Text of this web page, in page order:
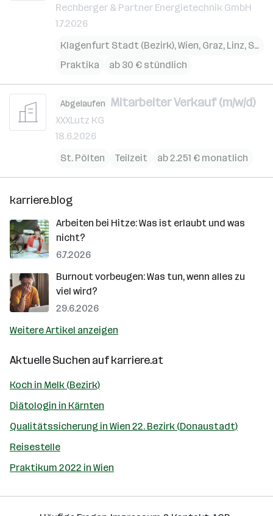
Rechberger & Partner Energietechnik GmbH
1.7.2026
Klagenfurt Stadt (Bezirk),Wien, Graz, Linz, St. Pölten
Praktika
ab 30 € stündlich
Abgelaufen Mitarbeiter Verkauf (m/w/d)
XXXLutz KG
18.6.2026
St. Pölten
Teilzeit ab 2.251 € monatlich
karriere.blog
Arbeiten bei Hitze: Was ist erlaubt und was
nicht?
6.7.2026
Burnout vorbeugen: Was tun, wenn alles zu
viel wird?
29.6.2026
Weitere Artikel anzeigen
Aktuelle Suchen aufkarriere.at
Koch in Melk (Bezirk)
Diätologin in Kärnten
Qualitätssicherung in Wien 22. Bezirk (Donaustadt)
Reisestelle
Praktikum 2022 in Wien